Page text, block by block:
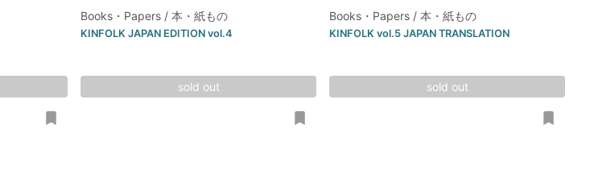
Books・Papers / 本・紙もの
KINFOLK JAPAN EDITION vol.4
sold out
Books・Papers / 本・紙もの
KINFOLK vol.5 JAPAN TRANSLATION
sold out